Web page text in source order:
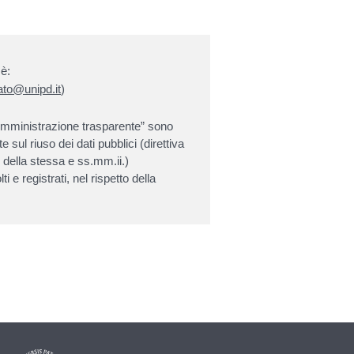
)
trasparente” sono
sul riuso dei dati pubblici (direttiva
stessa e ss.mm.ii.)
e registrati, nel rispetto della